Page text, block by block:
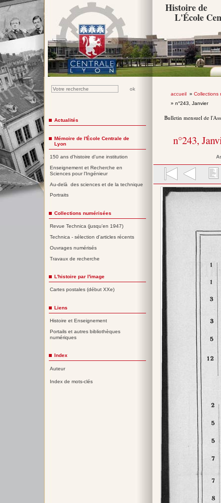
Histoire de
L'École
accueil» Collections
» n°243, Janvier
Bulletin mensuel de
n°243,
Actualités
Mémoire de l'École Centrale de
Lyon
150 ans d'histoire d'une institution
Enseignement et Recherche en
Sciences pour l'Ingénieur
Au-delà des sciences et de la technique
Portraits
Collections numérisées
Revue Technica (jusqu'en 1947)
Technica - sélection d'articles récents
Ouvrages numérisés
Travaux de recherche
L'histoire par l'image
Cartes postales (début XXe)
Liens
Histoire et Enseignement
Portails et autres bibliothèques
numériques
Index
Auteur
Index de mots-clés